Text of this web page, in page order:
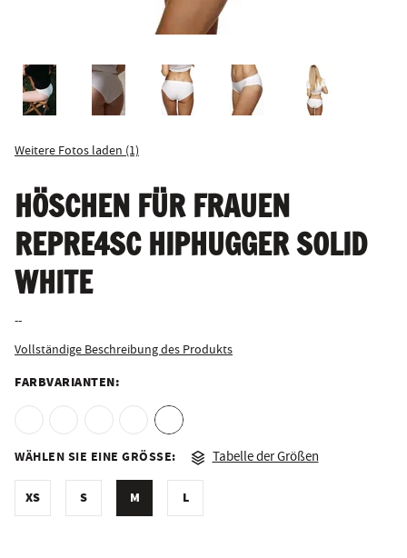
Weitere Fotos laden (1)
HÖSCHEN FÜR FRAUEN
REPRE4SC HIPHUGGER SOLID
WHITE
--
Vollständige Beschreibung des Produkts
FARBVARIANTEN:
WÄHLEN SIE EINE GRÖSSE: Tabelle der Größen
XS S M L